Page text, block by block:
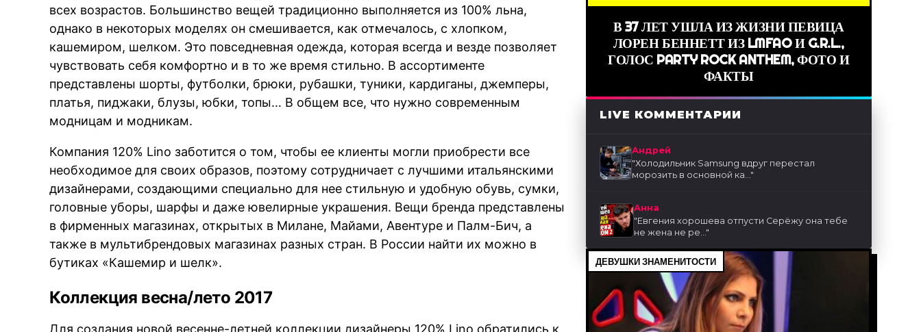
всех возрастов. Большинство вещей традиционно выполняется из 100% льна,
однако в некоторых моделях он смешивается, как отмечалось, с хлопком,
кашемиром, шелком. Это повседневная одежда, которая всегда и везде позволяет
чувствовать себя комфортно и в то же время стильно. В ассортименте
представлены шорты, футболки, брюки, рубашки, туники, кардиганы, джемперы,
платья, пиджаки, блузы, юбки, топы… В общем все, что нужно современным
модницам и модникам.
Компания 120% Lino заботится о том, чтобы ее клиенты могли приобрести все
необходимое для своих образов, поэтому сотрудничает с лучшими итальянскими
дизайнерами, создающими специально для нее стильную и удобную обувь, сумки,
головные уборы, шарфы и даже ювелирные украшения. Вещи бренда представлены
в фирменных магазинах, открытых в Милане, Майами, Авентуре и Палм-Бич, а
также в мультибрендовых магазинах разных стран. В России найти их можно в
бутиках «Кашемир и шелк».
Коллекция весна/лето 2017
Для создания новой весенне-летней коллекции дизайнеры 120% Lino обратились к
В 37 ЛЕТ УШЛА ИЗ ЖИЗНИ ПЕВИЦА
ЛОРЕН БЕННЕТТ ИЗ LMFAO И G.R.L.,
ГОЛОС PARTY ROCK ANTHEM, ФОТО И
ФАКТЫ
LIVE КОММЕНТАРИИ
Андрей
"Холодильник Samsung вдруг перестал
морозить в основной ка..."
Анна
"Евгения хорошева отпусти Серёжу она тебе
не жена не ре..."
ДЕВУШКИ ЗНАМЕНИТОСТИ